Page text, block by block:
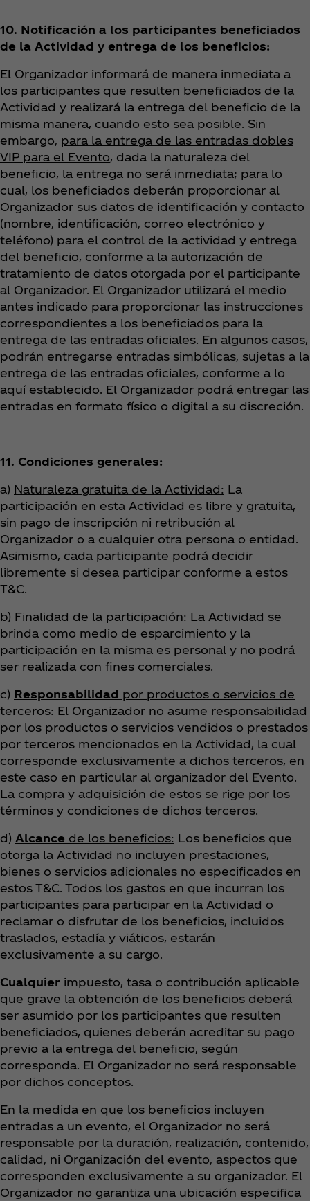
10. Notificación a los participantes beneficiados
de la Actividad y entrega de los beneficios:
El Organizador informará de manera inmediata a
los participantes que resulten beneficiados de la
Actividad y realizará la entrega del beneficio de la
misma manera, cuando esto sea posible. Sin
embargo, para la entrega de las entradas dobles
VIP para el Evento, dada la naturaleza del
beneficio, la entrega no será inmediata; para lo
cual, los beneficiados deberán proporcionar al
Organizador sus datos de identificación y contacto
(nombre, identificación, correo electrónico y
teléfono) para el control de la actividad y entrega
del beneficio, conforme a la autorización de
tratamiento de datos otorgada por el participante
al Organizador. El Organizador utilizará el medio
antes indicado para proporcionar las instrucciones
correspondientes a los beneficiados para la
entrega de las entradas oficiales. En algunos casos,
podrán entregarse entradas simbólicas, sujetas a la
entrega de las entradas oficiales, conforme a lo
aquí establecido. El Organizador podrá entregar las
entradas en formato físico o digital a su discreción.
11. Condiciones generales:
a) Naturaleza gratuita de la Actividad: La
participación en esta Actividad es libre y gratuita,
sin pago de inscripción ni retribución al
Organizador o a cualquier otra persona o entidad.
Asimismo, cada participante podrá decidir
libremente si desea participar conforme a estos
T&C.
b) Finalidad de la participación: La Actividad se
brinda como medio de esparcimiento y la
participación en la misma es personal y no podrá
ser realizada con fines comerciales.
c) Responsabilidad por productos o servicios de
terceros: El Organizador no asume responsabilidad
por los productos o servicios vendidos o prestados
por terceros mencionados en la Actividad, la cual
corresponde exclusivamente a dichos terceros, en
este caso en particular al organizador del Evento.
La compra y adquisición de estos se rige por los
términos y condiciones de dichos terceros.
d) Alcance de los beneficios: Los beneficios que
otorga la Actividad no incluyen prestaciones,
bienes o servicios adicionales no especificados en
estos T&C. Todos los gastos en que incurran los
participantes para participar en la Actividad o
reclamar o disfrutar de los beneficios, incluidos
traslados, estadía y viáticos, estarán
exclusivamente a su cargo.
Cualquier impuesto, tasa o contribución aplicable
que grave la obtención de los beneficios deberá
ser asumido por los participantes que resulten
beneficiados, quienes deberán acreditar su pago
previo a la entrega del beneficio, según
corresponda. El Organizador no será responsable
por dichos conceptos.
En la medida en que los beneficios incluyen
entradas a un evento, el Organizador no será
responsable por la duración, realización, contenido,
calidad, ni Organización del evento, aspectos que
corresponden exclusivamente a su organizador. El
Organizador no garantiza una ubicación especifica